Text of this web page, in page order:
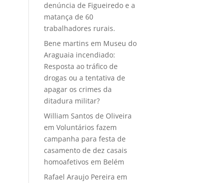
denúncia de Figueiredo e a
matança de 60
trabalhadores rurais.
Bene martins em Museu do
Araguaia incendiado:
Resposta ao tráfico de
drogas ou a tentativa de
apagar os crimes da
ditadura militar?
William Santos de Oliveira
emVoluntários fazem
campanha para festa de
casamento de dez casais
homoafetivos em Belém
Rafael Araujo Pereira em